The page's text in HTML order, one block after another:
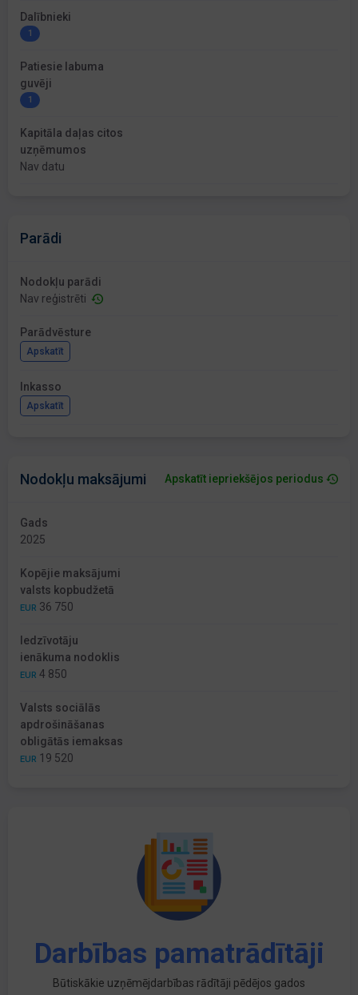
Dalībnieki
1
Patiesie labuma
guvēji
1
Kapitāla daļas citos
uzņēmumos
Nav datu
Parādi
Nodokļu parādi
Nav reģistrēti
Parādvēsture
Apskatīt
Inkasso
Apskatīt
Nodokļu maksājumi Apskatīt iepriekšējos periodus
Gads
2025
Kopējie maksājumi
valsts kopbudžetā
EUR 36 750
Iedzīvotāju
ienākuma nodoklis
EUR 4 850
Valsts sociālās
apdrošināšanas
obligātās iemaksas
EUR 19 520
Darbības pamatrādītāji
Būtiskākie uzņēmējdarbības rādītāji pēdējos gados